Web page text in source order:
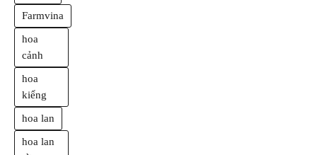
Farmvina
hoa
cảnh
hoa
kiểng
hoa lan
hoa lan